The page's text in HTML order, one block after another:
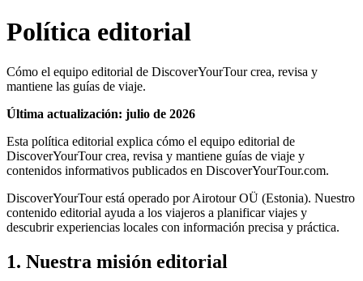
Política editorial
Cómo el equipo editorial de DiscoverYourTour crea, revisa y
mantiene las guías de viaje.
Última actualización: julio de 2026
Esta política editorial explica cómo el equipo editorial de
DiscoverYourTour crea, revisa y mantiene guías de viaje y
contenidos informativos publicados en DiscoverYourTour.com.
DiscoverYourTour está operado por Airotour OÜ (Estonia). Nuestro
contenido editorial ayuda a los viajeros a planificar viajes y
descubrir experiencias locales con información precisa y práctica.
1. Nuestra misión editorial